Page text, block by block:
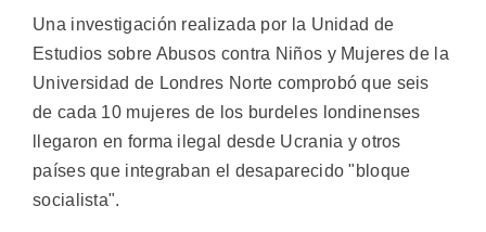
Una investigación realizada por la Unidad de
Estudios sobre Abusos contra Niños y Mujeres de la
Universidad de Londres Norte comprobó que seis
de cada 10 mujeres de los burdeles londinenses
llegaron en forma ilegal desde Ucrania y otros
países que integraban el desaparecido "bloque
socialista".